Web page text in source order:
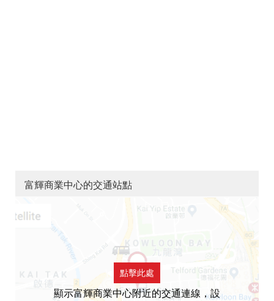
富輝商業中心的交通站點
點擊此處
顯示富輝商業中心附近的交通連線，設